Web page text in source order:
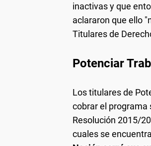
inactivas y que
aclararon que ello
Titulares de
Potenciar
Los titulares de
cobrar el programa
Resolución 2015/
cuales se